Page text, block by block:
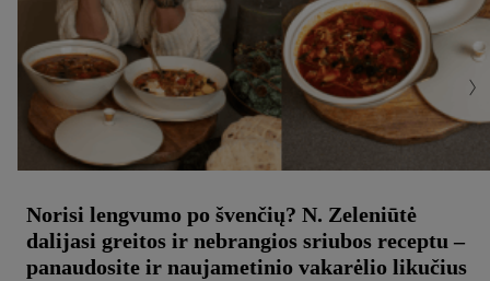
Norisi lengvumo po švenčių? N. Zeleniūtė
dalijasi greitos ir nebrangios sriubos receptu –
panaudosite ir naujametinio vakarėlio likučius